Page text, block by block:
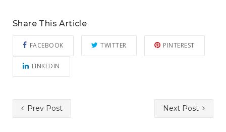
Share This Article
FACEBOOK TWITTER PINTEREST
LINKEDIN
Prev Post Next Post